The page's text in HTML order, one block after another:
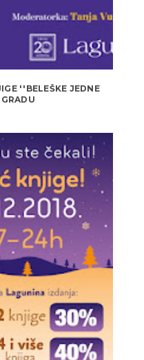
''BELEŠKE JEDNE